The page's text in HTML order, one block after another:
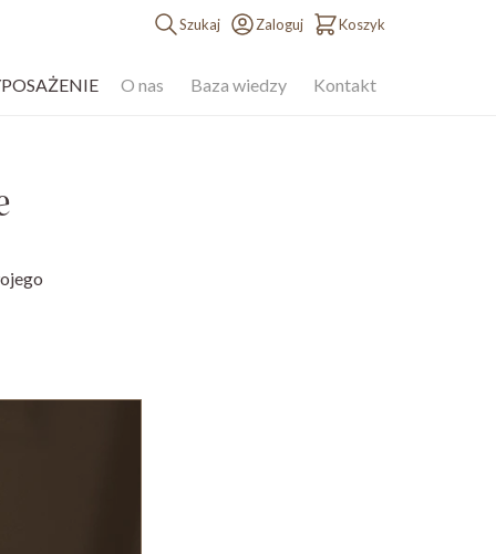
Szukaj Zaloguj Koszyk
O nas Baza wiedzy Kontakt